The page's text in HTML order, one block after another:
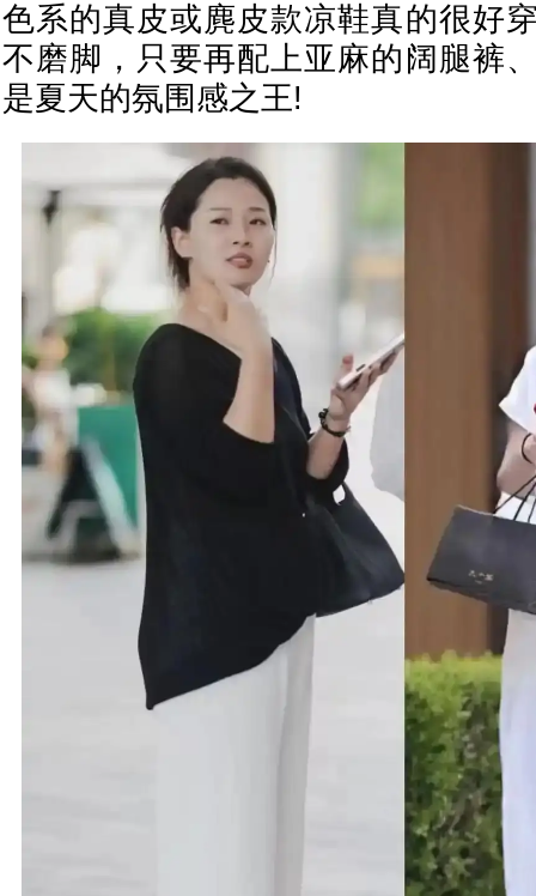
色系的真皮或麂皮款凉鞋真的很好
不磨脚，只要再配上亚麻的阔腿裤
是夏天的氛围感之王!